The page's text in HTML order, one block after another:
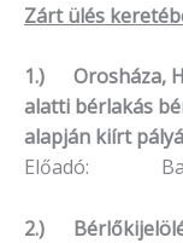
Zárt ülés
1.) Orosháza,
alatti bérlakás
alapján kiírt
Előadó:
2.)